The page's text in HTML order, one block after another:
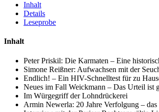
Inhalt
Details
Leseprobe
Inhalt
Peter Priskil: Die Karmaten – Eine
Simone Reißner: Aufwachsen mit der
Endlich! – Ein HIV-Schnelltest für zu
Neues im Fall Weickmann – Das Urteil ist
Im Würgegriff der Lohndrückerei
Armin Newerla: 20 Jahre Verfolgung –